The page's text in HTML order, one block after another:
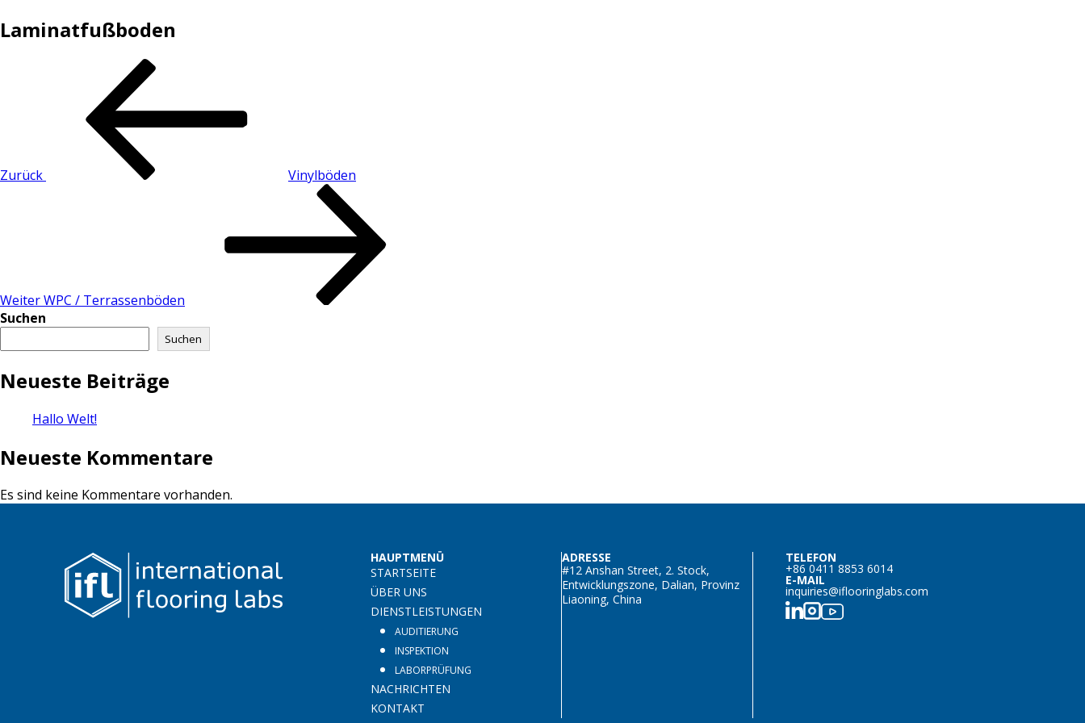
Laminatfußboden
Zurück Vinylböden
WeiterWPC / Terrassenböden
Suchen
Suchen
Neueste Beiträge
Hallo Welt!
Neueste Kommentare
Es sind keine Kommentare vorhanden.
HAUPTMENÜ
STARTSEITE
ÜBER UNS
DIENSTLEISTUNGEN
AUDITIERUNG
INSPEKTION
LABORPRÜFUNG
NACHRICHTEN
KONTAKT
ADRESSE
#12 Anshan Street, 2. Stock,
Entwicklungszone, Dalian, Provinz
Liaoning, China
TELEFON
+86 0411 8853 6014
E-MAIL
inquiries@iflooringlabs.com